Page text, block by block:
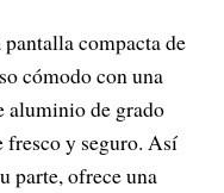
compacta de
cómodo con una
aluminio de grado
fresco y seguro. Así
parte, ofrece una